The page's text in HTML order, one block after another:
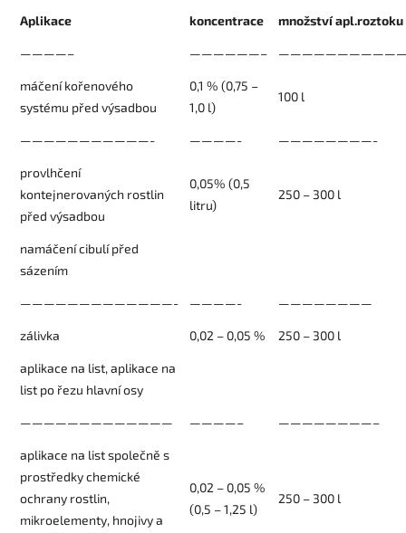
Aplikace koncentrace množství apl.roztoku
————– ——————–
máčení kořenového
systému před výsadbou
0,1 % (0,75 –
1,0 l)
100 l
———————————- ————- ————————-
provlhčení
kontejnerovaných rostlin
před výsadbou
0,05% (0,5
litru)
250 – 300 l
namáčení cibulí před
sázením
—————————————- ————- ————————
zálivka 0,02 – 0,05 % 250 – 300 l
aplikace na list, aplikace na
list po řezu hlavní osy
————————————— ————– ————————–
aplikace na list společně s
prostředky chemické
ochrany rostlin,
mikroelementy, hnojivy a
0,02 – 0,05 %
(0,5 – 1,25 l)
250 – 300 l